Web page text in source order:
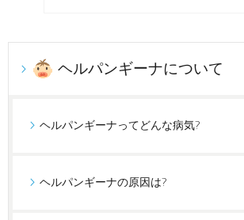
ヘルパンギーナについて
ヘルパンギーナってどんな病気?
ヘルパンギーナの原因は?